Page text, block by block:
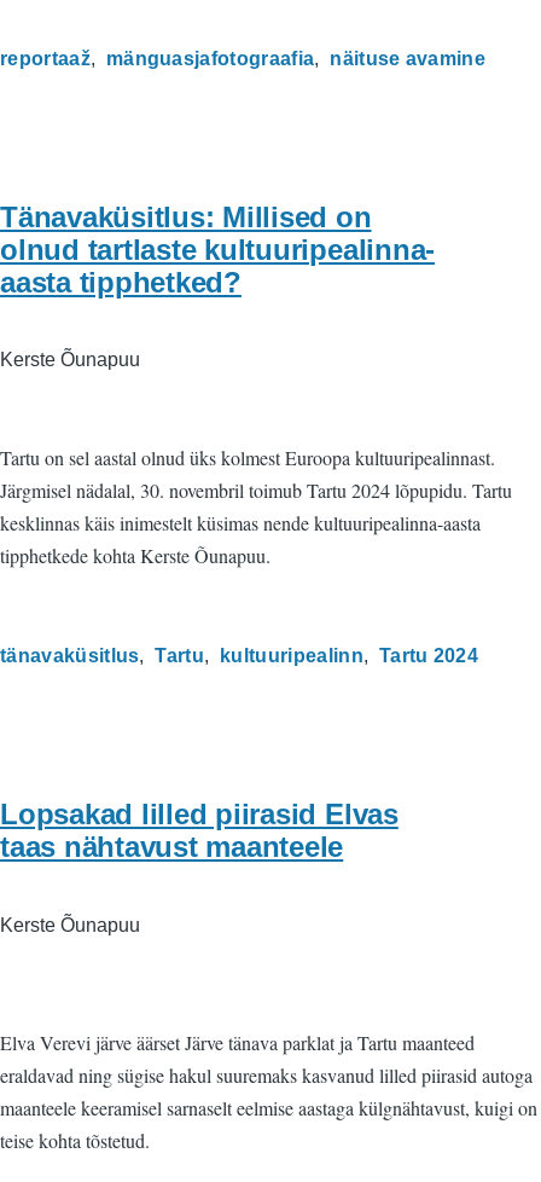
reportaaž mänguasjafotograafia näituse avamine
Tänavaküsitlus: Millised on
olnud tartlaste kultuuripealinna-
aasta tipphetked?
Kerste Õunapuu
Tartu on sel aastal olnud üks kolmest Euroopa kultuuripealinnast.
Järgmisel nädalal, 30. novembril toimub Tartu 2024 lõpupidu. Tartu
kesklinnas käis inimestelt küsimas nende kultuuripealinna-aasta
tipphetkede kohta Kerste Õunapuu.
tänavaküsitlus Tartu kultuuripealinn Tartu 2024
Lopsakad lilled piirasid Elvas
taas nähtavust maanteele
Kerste Õunapuu
Elva Verevi järve äärset Järve tänava parklat ja Tartu maanteed
eraldavad ning sügise hakul suuremaks kasvanud lilled piirasid autoga
maanteele keeramisel sarnaselt eelmise aastaga külgnähtavust, kuigi on
teise kohta tõstetud.